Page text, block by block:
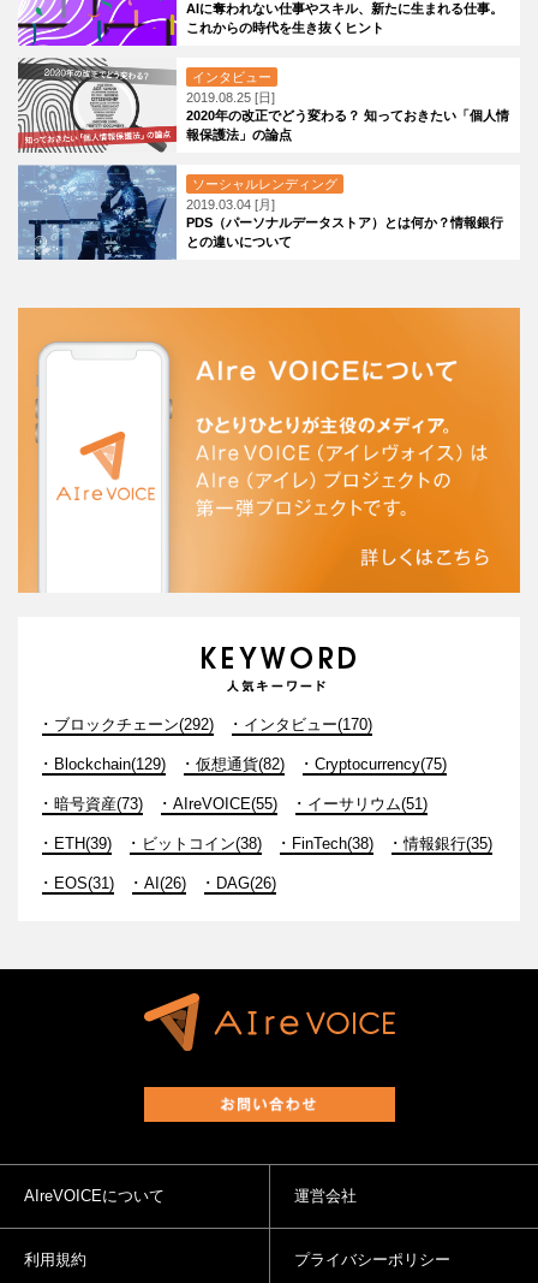
AIに奪われない仕事やスキル、新たに生まれる仕事。
これからの時代を生き抜くヒント
インタビュー
2019.08.25 [日]
2020年の改正でどう変わる？ 知っておきたい「個人情
報保護法」の論点
ソーシャルレンディング
2019.03.04 [月]
PDS（パーソナルデータストア）とは何か？情報銀行
との違いについて
ブロックチェーン(292) インタビュー(170)
Blockchain(129) 仮想通貨(82) Cryptocurrency(75)
暗号資産(73) AIreVOICE(55) イーサリウム(51)
ETH(39) ビットコイン(38) FinTech(38) 情報銀行(35)
EOS(31) AI(26) DAG(26)
AIreVOICEについて 運営会社
利用規約 プライバシーポリシー